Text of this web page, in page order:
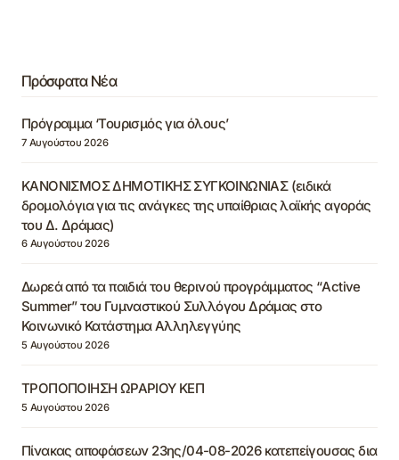
Πρόσφατα Νέα
Πρόγραμμα ‘Τουρισμός για όλους’
7 Αυγούστου 2026
ΚΑΝΟΝΙΣΜΟΣ ΔΗΜΟΤΙΚΗΣ ΣΥΓΚΟΙΝΩΝΙΑΣ (ειδικά
δρομολόγια για τις ανάγκες της υπαίθριας λαϊκής αγοράς
του Δ. Δράμας)
6 Αυγούστου 2026
Δωρεά από τα παιδιά του θερινού προγράμματος “Active
Summer” του Γυμναστικού Συλλόγου Δράμας στο
Κοινωνικό Κατάστημα Αλληλεγγύης
5 Αυγούστου 2026
ΤΡΟΠΟΠΟΙΗΣΗ ΩΡΑΡΙΟΥ ΚΕΠ
5 Αυγούστου 2026
Πίνακας αποφάσεων 23ης/04-08-2026 κατεπείγουσας δια